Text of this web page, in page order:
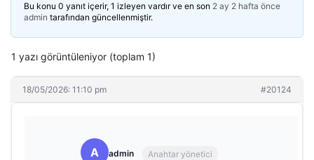
Bu konu 0 yanıt içerir, 1 izleyen vardır ve en son 2 ay 2 hafta önce
admin tarafından güncellenmiştir.
1 yazı görüntüleniyor (toplam 1)
18/05/2026: 11:10 pm #20124
A admin Anahtar yönetici